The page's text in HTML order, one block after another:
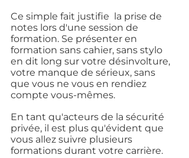
Ce simple fait justifie  la prise de
notes lors d'une session de
formation. Se présenter en
formation sans cahier, sans stylo
en dit long sur votre désinvolture,
votre manque de sérieux, sans
que vous ne vous en rendiez
compte vous-mêmes.
En tant qu'acteurs de la sécurité
privée, il est plus qu'évident que
vous allez suivre plusieurs
formations durant votre carrière.